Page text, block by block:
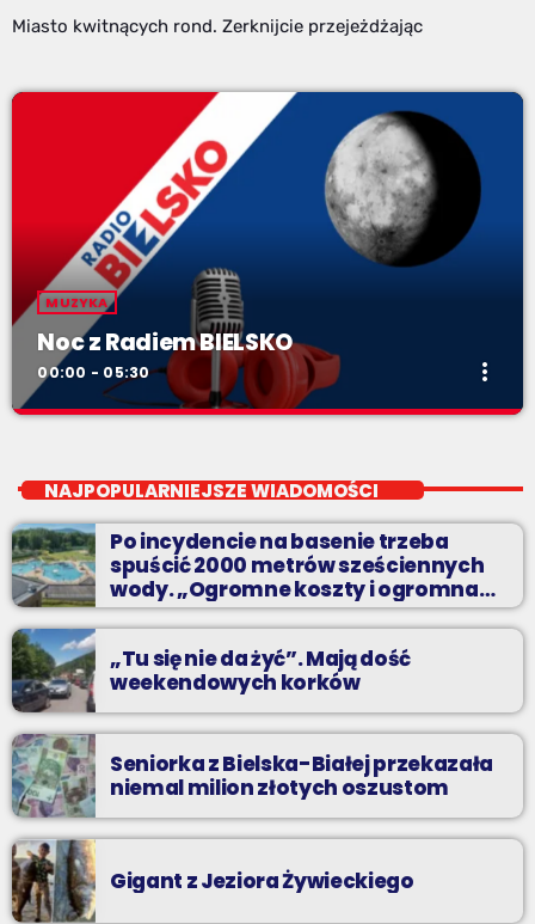
Miasto kwitnących rond. Zerknijcie przejeżdżając
MUZYKA
Noc z Radiem BIELSKO
00:00 - 05:30 more_vert
Nocą, kiedy wszyscy śpią - my gramy dalej. I to właśnie nocą
można "upolować" na naszej antenie prawdziwe muzyczne
perełki.
NAJPOPULARNIEJSZE WIADOMOŚCI
Po incydencie na basenie trzeba
spuścić 2000 metrów sześciennych
wody. „Ogromne koszty i ogromna
praca”
„Tu się nie da żyć”. Mają dość
weekendowych korków
Seniorka z Bielska-Białej przekazała
niemal milion złotych oszustom
Gigant z Jeziora Żywieckiego